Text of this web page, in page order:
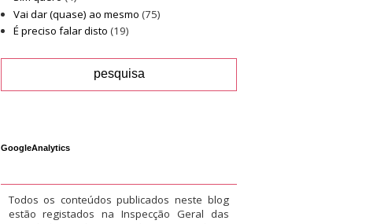
Vai dar (quase) ao mesmo (75)
É preciso falar disto (19)
GoogleAnalytics
Todos os conteúdos publicados neste blog
estão registados na Inspecção Geral das